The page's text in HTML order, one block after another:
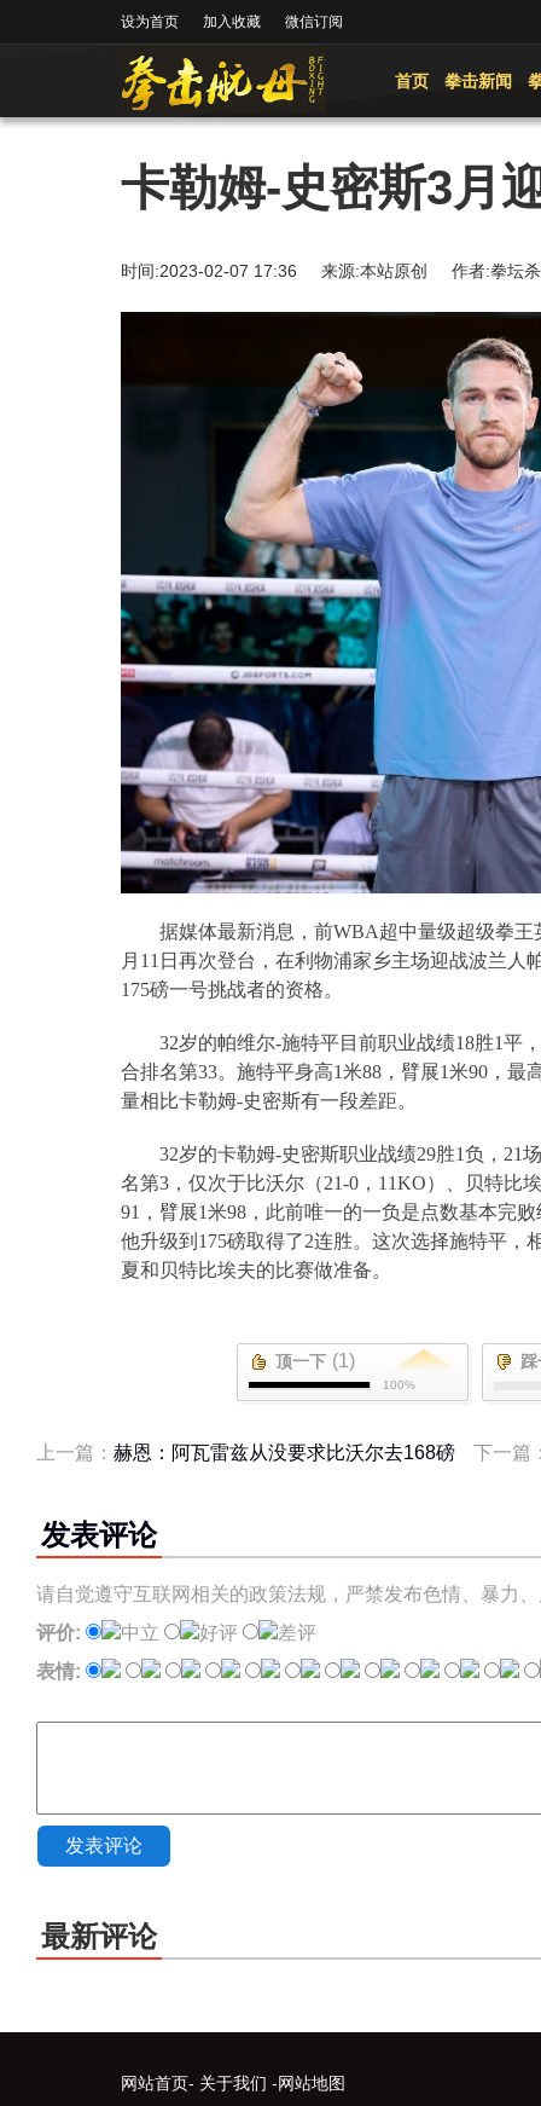
设为首页 加入收藏 微信订阅
首页 拳击新闻
卡勒姆-史密斯3月
时间:2023-02-07 17:36 来源:本站原创 作者:拳
据媒体最新消息，前WBA超中量级超级拳王
月 11 日再次登台，在利物浦家乡主场迎战波兰人
175磅一号挑战者的资格。
32岁的帕维尔-施特平目前职业战绩18胜1平，
合排名第33。施特平身高1米88 ，臂展1米90 ，最
量相比卡勒姆-史密斯有一段差距。
32岁的卡勒姆-史密斯职业战绩29胜1负， 21
名第3 ，仅次于比沃尔（21-0 ， 11KO）、贝特比
91 ，臂展1米98 ，此前唯一的一负是点数基本完
他升级到 175磅取得了2连胜。这次选择施特平，
夏和贝特比埃夫的比赛做准备。
顶一下 (1)
100%
下一篇
上一篇： 赫恩：阿瓦雷兹从没要求比沃尔去168磅
发表评论
请自觉遵守互联网相关的政策法规，严禁发布色情、暴力
评价:
中立 好评
差评
表情:
发表评论
最新评论
网站首页- 关于我们 -网站地图